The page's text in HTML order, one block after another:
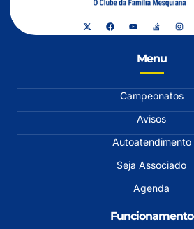
Menu
Campeonatos
Avisos
Autoatendimento
Seja Associado
Agenda
Funcionamento